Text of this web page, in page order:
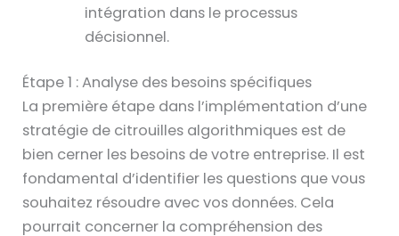
intégration dans le processus
décisionnel.
Étape 1 : Analyse des besoins spécifiques
La première étape dans l’implémentation d’une
stratégie de citrouilles algorithmiques est de
bien cerner les besoins de votre entreprise. Il est
fondamental d’identifier les questions que vous
souhaitez résoudre avec vos données. Cela
pourrait concerner la compréhension des